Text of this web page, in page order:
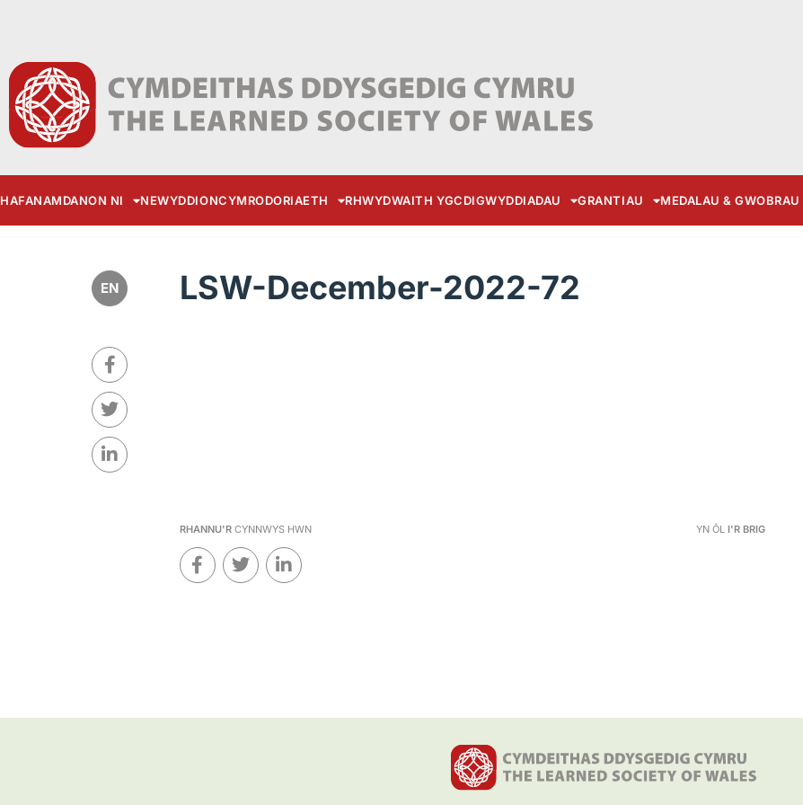
HAFANAMDANON NI NEWYDDIONCYMRODORIAETH RHWYDWAITH YGCDIGWYDDIADAU GRANTIAU MEDALAU & GWOBRAU
EN LSW-December-2022-72
RHANNU'RCYNNWYS HWN YN ÔL I'R BRIG